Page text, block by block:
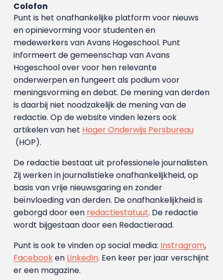
Colofon
Punt is het onafhankelijke platform voor nieuws
en opinievorming voor studenten en
medewerkers van Avans Hoge­school. Punt
informeert de gemeenschap van Avans
Hogeschool over voor hen relevante
onderwerpen en fungeert als podium voor
meningsvorming en debat. De mening van derden
is daarbij niet noodzakelijk de mening van de
redactie. Op de website vinden lezers ook
artikelen van het Hoger Onderwijs Persbureau
(HOP).
De redactie bestaat uit professionele journalisten.
Zij werken in journalistieke onafhankelijkheid, op
basis van vrije nieuwsgaring en zonder
beïnvloeding van derden. De onafhankelijkheid is
geborgd door een redactiestatuut. De redactie
wordt bijgestaan door een Redactieraad.
Punt is ook te vinden op social media: Instragram,
Facebooken LinkedIn. Een keer per jaar verschijnt
er een magazine.